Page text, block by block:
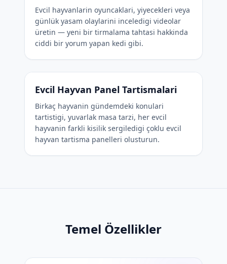
Evcil hayvanlarin oyuncaklari, yiyecekleri veya
günlük yasam olaylarini inceledigi videolar
üretin — yeni bir tirmalama tahtasi hakkinda
ciddi bir yorum yapan kedi gibi.
Evcil Hayvan Panel Tartismalari
Birkaç hayvanin gündemdeki konulari
tartistigi, yuvarlak masa tarzi, her evcil
hayvanin farkli kisilik sergiledigi çoklu evcil
hayvan tartisma panelleri olusturun.
Temel Özellikler